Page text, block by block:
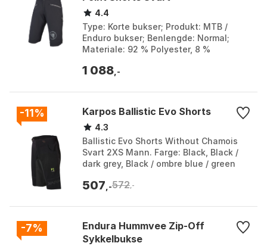
4.4
Type: Korte bukser; Produkt: MTB /
Enduro bukser; Benlengde: Normal;
Materiale: 92 % Polyester, 8 %
1 088 ,-
-11% Karpos Ballistic Evo Shorts
4.3
Ballistic Evo Shorts Without Chamois
Svart 2XS Mann. Farge: Black, Black /
dark grey, Black / ombre blue / green
black, Dar...
507 ,-572,-
-7%
Endura Hummvee Zip-Off
Sykkelbukse